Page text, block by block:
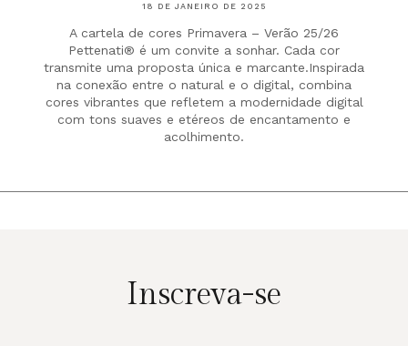
18 DE JANEIRO DE 2025
A cartela de cores Primavera – Verão 25/26
Pettenati® é um convite a sonhar. Cada cor
transmite uma proposta única e marcante.Inspirada
na conexão entre o natural e o digital, combina
cores vibrantes que refletem a modernidade digital
com tons suaves e etéreos de encantamento e
acolhimento.
Inscreva-se